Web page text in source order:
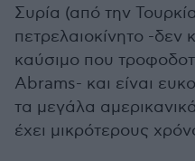
Συρία (από την
πετρελαιοκίνητο -δεν
καύσιμο που
Abrams- και είναι
τα μεγάλα
έχει μικρότερους